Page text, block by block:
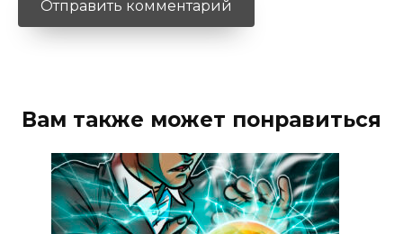
Вам также может понравиться